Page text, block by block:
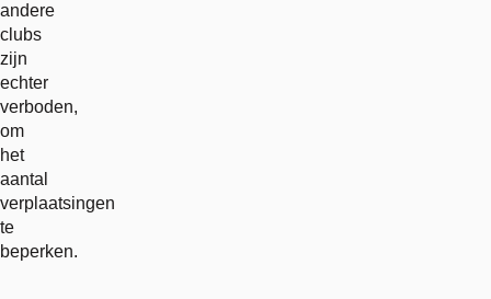
andere
clubs
zijn
echter
verboden,
om
het
aantal
verplaatsingen
te
beperken.